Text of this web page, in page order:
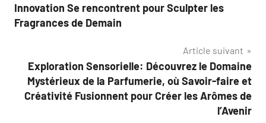
l’article
Innovation Se rencontrent pour Sculpter les
Fragrances de Demain
Article suivant
Exploration Sensorielle: Découvrez le Domaine
Mystérieux de la Parfumerie, où Savoir-faire et
Créativité Fusionnent pour Créer les Arômes de
l’Avenir